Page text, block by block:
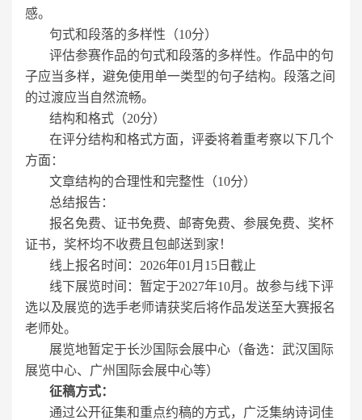
感。
句式和段落的多样性（10分）
评估参赛作品的句式和段落的多样性。作品中的句
子应当多样，避免使用单一类型的句子结构。段落之间
的过渡应当自然流畅。
结构和格式（20分）
在评分结构和格式方面，评委将着重考察以下几个
方面：
文章结构的合理性和完整性（10分）
总结报告：
报名免费、证书免费、邮寄免费、参展免费、奖杯
证书，奖杯均不收费且包邮送到家！
线上报名时间：2026年01月15日截止
线下展览时间：暂定于2027年10月。故参与线下评
选以及展览的选手老师请获奖后将作品发送至大赛报名
老师处。
展览地暂定于长沙国际会展中心（备选：武汉国际
展览中心、广州国际会展中心等）
征稿方式：
通过公开征集和重点约稿的方式，广泛集纳诗词佳